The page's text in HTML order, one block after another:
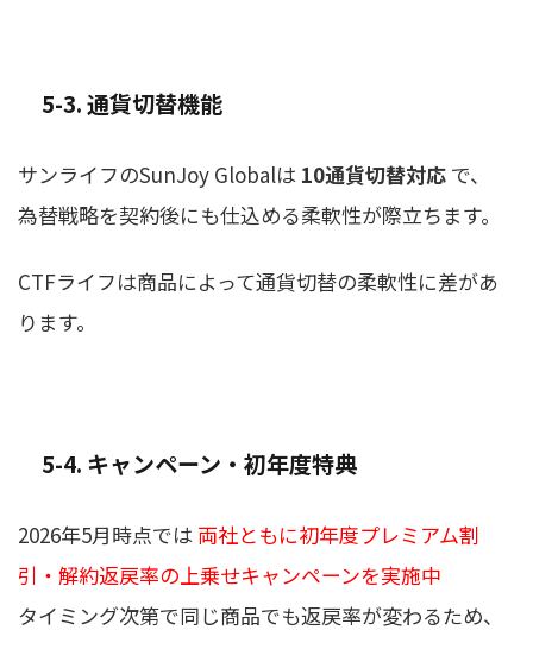
5-3. 通貨切替機能
サンライフのSunJoy Globalは 10通貨切替対応 で、
為替戦略を契約後にも仕込める柔軟性が際立ちます。
CTFライフは商品によって通貨切替の柔軟性に差があ
ります。
5-4. キャンペーン・初年度特典
2026年5月時点では 両社ともに初年度プレミアム割
引・解約返戻率の上乗せキャンペーンを実施中
タイミング次第で同じ商品でも返戻率が変わるため、